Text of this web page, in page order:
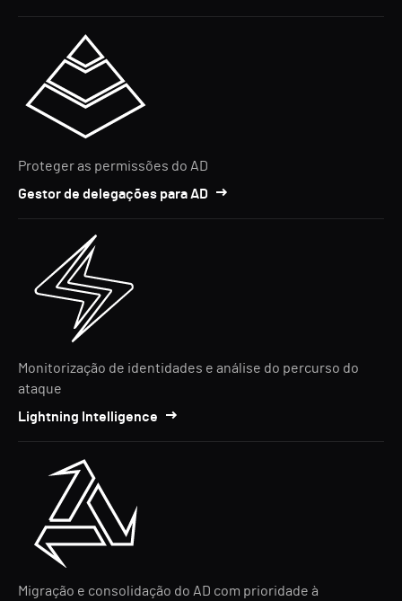
Proteger as permissões do AD
Gestor de delegações para AD
Monitorização de identidades e análise do percurso do
ataque
Lightning Intelligence
Migração e consolidação do AD com prioridade à